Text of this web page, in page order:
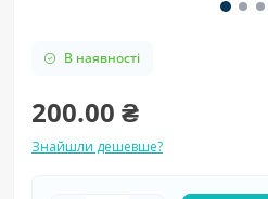
В наявності
200.00 ₴
Знайшли дешевше?